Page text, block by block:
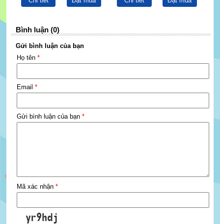
Bình luận (0)
Gửi bình luận của bạn
Họ tên *
Email *
Gửi bình luận của bạn *
Mã xác nhận *